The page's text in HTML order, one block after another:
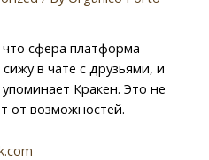
сфера платформа
в чате с друзьями, и
Кракен. Это не
от возможностей.